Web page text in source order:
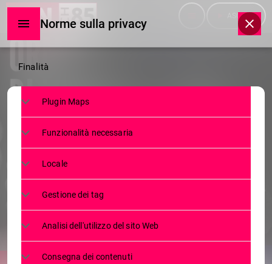
ASCOLTA
NEWS
”ORME DI PACE” A MORBEGNO.
OSPITE MARCO TARQUINIO, EX
DIRETTORE DI AVVENIRE
today 21 FEBBRAIO 2024 186
Norme sulla privacy
Norme
sulla
privacy
Finalità
Plugin Maps
Funzionalità necessaria
Locale
Gestione dei tag
Analisi dell'utilizzo del sito Web
Consegna dei contenuti